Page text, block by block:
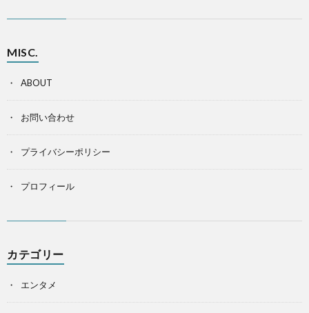
MISC.
ABOUT
お問い合わせ
プライバシーポリシー
プロフィール
カテゴリー
エンタメ